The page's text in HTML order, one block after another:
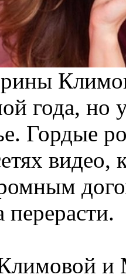
года, но
Гордые
видео,
перерасти.
и